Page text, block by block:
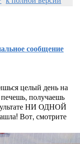
сообщение
целый день на
получаешь
НИ ОДНОЙ
Вот, смотрите